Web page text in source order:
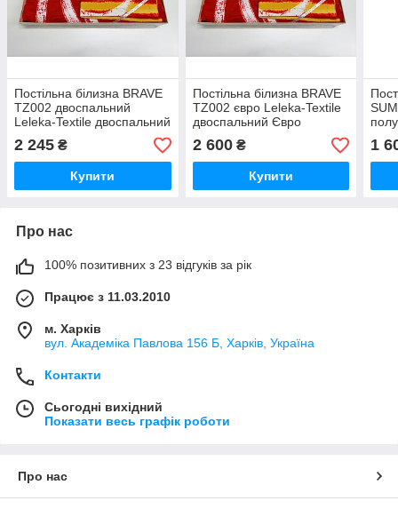
Постільна білизна BRAVE
TZ002 двоспальний
Leleka-Textile двоспальний
червоний (1925/6648)
2 245 ₴
Купити
Постільна білизна BRAVE
TZ002 євро Leleka-Textile
двоспальний Євро
червоний (1926/6649)
2 600₴
Купити
1
Про нас
100% позитивних з 23 відгуків за рік
Працює з 11.03.2010
м. Харків
вул. Академіка Павлова 156 Б, Харків, Україна
Контакти
Сьогодні вихідний
Показати весь графік роботи
Про нас